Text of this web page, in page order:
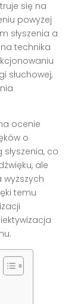
się na
powyżej
słyszenia a
technika
słuchowej,
ocenie
o
co
ale
temu